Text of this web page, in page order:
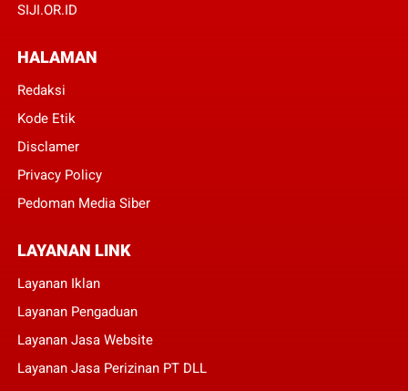
SIJI.OR.ID
HALAMAN
Redaksi
Kode Etik
Disclamer
Privacy Policy
Pedoman Media Siber
LAYANAN LINK
Layanan Iklan
Layanan Pengaduan
Layanan Jasa Website
Layanan Jasa Perizinan PT DLL